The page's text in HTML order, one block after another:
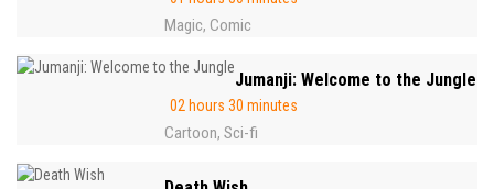
Magic, Comic
Jumanji: Welcome to the Jungle
02 hours 30 minutes
Cartoon, Sci-fi